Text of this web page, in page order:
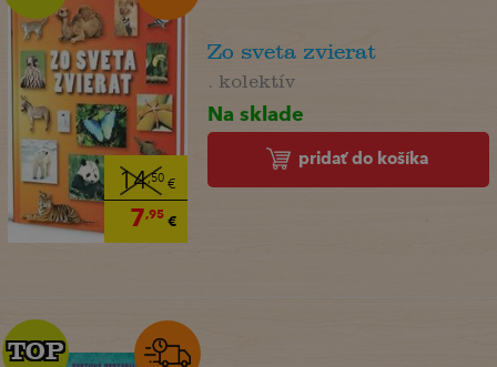
14,50€
7,95€
Zo sveta zvierat
. kolektív
Na sklade
pridať do košíka
TOP
TOP